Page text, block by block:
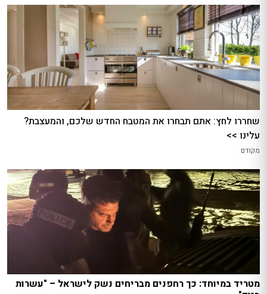
שחררו לחץ: אתם תבחרו את המטבח החדש שלכם, והמעצבת?
עלינו >>
מקודם
מטריד במיוחד: כך רחפנים מבריחים נשק לישראל – "עשרות